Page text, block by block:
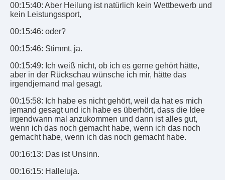
00:15:40: Aber Heilung ist natürlich kein Wettbewerb und
kein Leistungssport,
00:15:46: oder?
00:15:46: Stimmt, ja.
00:15:49: Ich weiß nicht, ob ich es gerne gehört hätte,
aber in der Rückschau wünsche ich mir, hätte das
irgendjemand mal gesagt.
00:15:58: Ich habe es nicht gehört, weil da hat es mich
jemand gesagt und ich habe es überhört, dass die Idee
irgendwann mal anzukommen und dann ist alles gut,
wenn ich das noch gemacht habe, wenn ich das noch
gemacht habe, wenn ich das noch gemacht habe.
00:16:13: Das ist Unsinn.
00:16:15: Halleluja.